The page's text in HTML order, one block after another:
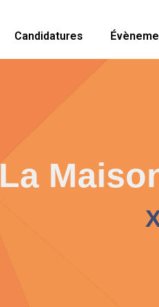
Candidatures
La